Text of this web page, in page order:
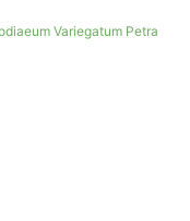
quienes dijeron